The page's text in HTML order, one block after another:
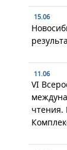
15.06
11.06
VI
чтения.